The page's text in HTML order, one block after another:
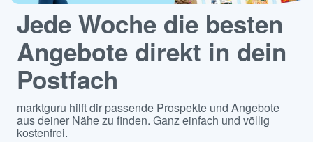
Jede Woche die besten
Angebote direkt in dein
Postfach
marktguru hilft dir passende Prospekte und Angebote
aus deiner Nähe zu finden. Ganz einfach und völlig
kostenfrei.